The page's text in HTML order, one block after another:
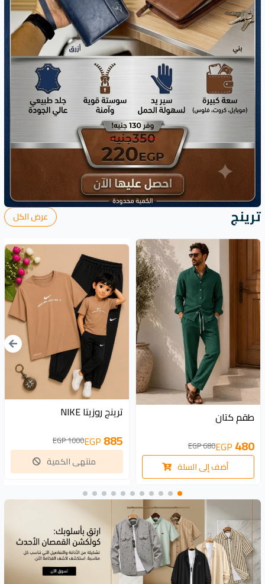
ترينج عرض الكل
200 EGP
طقم كتان
480
EGP
680 EGP
أضف إلى السلة
115 EGP غير متوفر ترينج روزيتا NIKE
885
EGP
1000 EGP
منتهى الكمية